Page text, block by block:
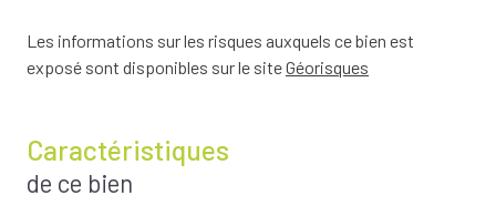
Les informations sur les risques auxquels ce bien est
exposé sont disponibles sur le siteGéorisques
Caractéristiques
de ce bien